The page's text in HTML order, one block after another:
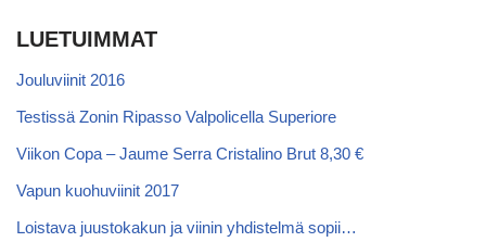
LUETUIMMAT
Jouluviinit 2016
Testissä Zonin Ripasso Valpolicella Superiore
Viikon Copa – Jaume Serra Cristalino Brut 8,30 €
Vapun kuohuviinit 2017
Loistava juustokakun ja viinin yhdistelmä sopii…